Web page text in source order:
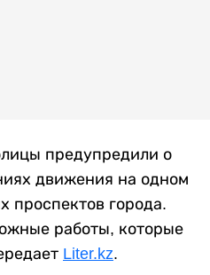
предупредили о
движения на одном
проспектов города.
работы, которые
Liter.kz.